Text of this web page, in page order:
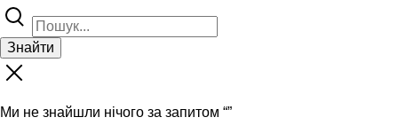
Знайти
Ми не знайшли нічого за запитом “”